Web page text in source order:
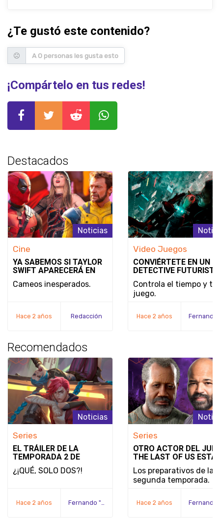
¿Te gustó este contenido?
A 0 personas les gusta esto
¡Compártelo en tus redes!
Destacados
Noticias
Cine
YA SABEMOS SI TAYLOR
SWIFT APARECERÁ EN
DEADPOOL & WOLVERINE
Cameos inesperados.
Hace 2 años Redacción
Video Juegos
CONVIÉRTETE EN UN
DETECTIVE
SE REVELA EL MODO
JUEGO Y LA FECHA DE
LANZAMIENTO DE
Controla el tiempo y tu
juego.
Hace 2 años
Recomendados
Noticias
Series
EL TRÁILER DE LA
TEMPORADA 2 DE
ARCANE DE NETFLIX
CONFIRMA QUE ES LA
¿¡QUÉ, SOLO DOS?!
Hace 2 años Fernando "Serex" Méndez
Series
OTRO ACTOR DEL
THE LAST OF US ESTÁ
RETOMANDO SU
EN EL PROGRAMA
Los preparativos de la
segunda temporada.
Hace 2 años